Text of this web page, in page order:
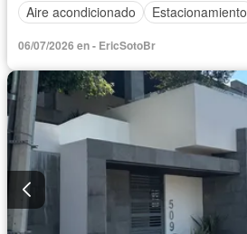
Aire acondicionado
Estacionamiento
06/07/2026 en - EricSotoBr